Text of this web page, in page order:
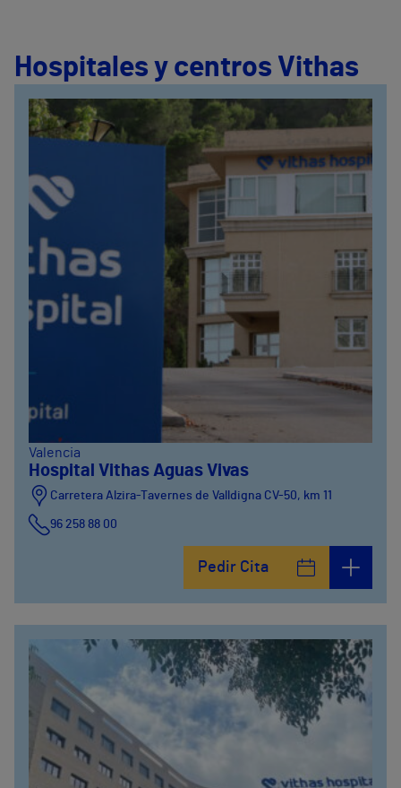
Hospitales y centros Vithas
Valencia
Hospital Vithas Aguas Vivas
Carretera Alzira-Tavernes de Valldigna CV-50, km 11
96 258 88 00
Pedir Cita